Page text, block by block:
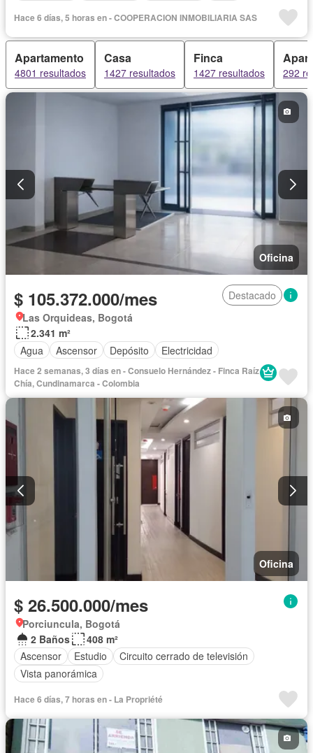
Hace 6 días, 5 horas en - COOPERACION INMOBILIARIA SAS
Apartamento
4801 resultados
Casa
1427 resultados
Finca
1427 resultados 292
Oficina
$ 105.372.000/mes
Destacado
Las Orquideas, Bogotá
2.341 m²
Agua
Ascensor Depósito Electricidad
Hace 2 semanas, 3 días en - Consuelo Hernández - Finca Raíz
Chía, Cundinamarca - Colombia
Oficina
$ 26.500.000/mes
Porciuncula, Bogotá
2 Baños
408 m²
Ascensor
Estudio
Circuito cerrado de televisión
Vista panorámica
Hace 6 días, 7 horas en - La Propriété